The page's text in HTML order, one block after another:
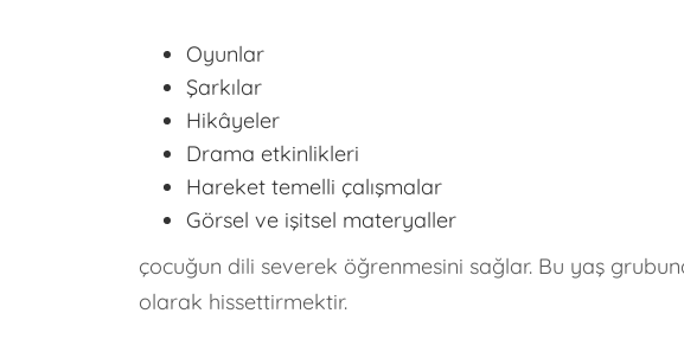
Oyunlar
Şarkılar
Hikâyeler
Drama etkinlikleri
Hareket temelli çalışmalar
Görsel ve işitsel materyaller
çocuğun dili severek öğrenmesini sağlar. Bu yaş
olarak hissettirmektir.